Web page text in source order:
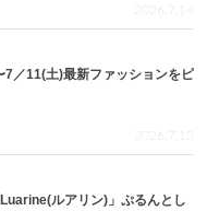
2026.7.14
7／11(土)最新ファッションをピ
2026.7.15
ルアリン)」ぷるんとし